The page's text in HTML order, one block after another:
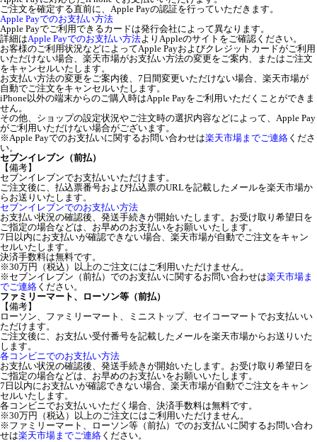
ご注文を確定する直前に、Apple Payの認証を行っていただきます。
Apple Payでのお支払い方法
Apple Payでご利用できるカードは発行会社によって異なります。
詳細はApple Payでのお支払い方法よりAppleのサイトをご確認ください。
お客様のご利用状況などによってApple Payおよびクレジットカードがご利用
いただけない場合、楽天市場がお支払い方法の変更をご案内、またはご注文
をキャンセルいたします。
お支払い方法の変更をご案内後、7日間変更いただけない場合、楽天市場が
自動でご注文をキャンセルいたします。
iPhone以外の端末からのご購入時はApple Payをご利用いただくことができま
せん。
その他、ショップの設定状況やご注文時の選択内容などによって、Apple Pay
がご利用いただけない場合がございます。
※Apple Payでのお支払いに関するお問い合わせは楽天市場までご連絡 くださ
い。
セブンイレブン（前払）
【備考】
セブンイレブンでお支払いいただけます。
ご注文後に、払込票番号および払込票のURLを記載したメールを楽天市場か
らお送りいたします。
セブンイレブンでのお支払い方法
お支払い状況の確認後、発送手続きが開始いたします。お受け取り希望日を
ご指定の場合などは、お早めのお支払いをお願いいたします。
7日以内にお支払いが確認できない場合、楽天市場が自動でご注文をキャン
セルいたします。
決済手数料は無料です。
※30万円（税込）以上のご注文にはご利用いただけません。
※セブンイレブン（前払）でのお支払いに関するお問い合わせは楽天市場ま
でご連絡 ください。
ファミリーマート、ローソン等（前払）
【備考】
ローソン、ファミリーマート、ミニストップ、セイコーマートでお支払いい
ただけます。
ご注文後に、お支払い受付番号を記載したメールを楽天市場からお送りいた
します。
各コンビニでのお支払い方法
お支払い状況の確認後、発送手続きが開始いたします。お受け取り希望日を
ご指定の場合などは、お早めのお支払いをお願いいたします。
7日以内にお支払いが確認できない場合、楽天市場が自動でご注文をキャン
セルいたします。
各コンビニでお支払いいただく場合、決済手数料は無料です。
※30万円（税込）以上のご注文にはご利用いただけません。
※ファミリーマート、ローソン等（前払）でのお支払いに関するお問い合わ
せは楽天市場までご連絡 ください。